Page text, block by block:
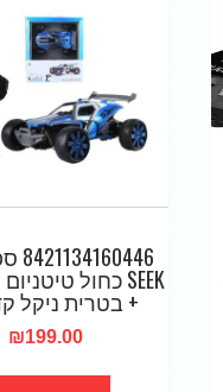
+ בטרית ניקל
₪199.00